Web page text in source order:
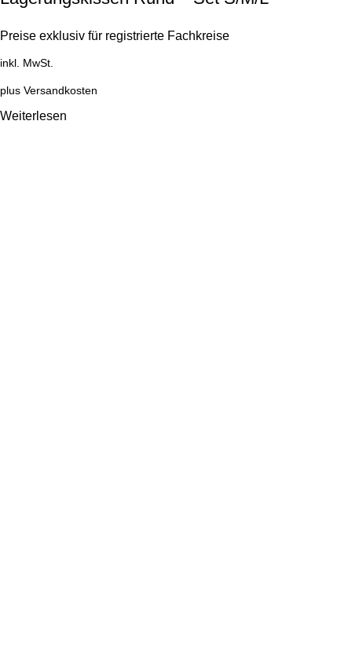
Preise exklusiv für registrierte Fachkreise
inkl. MwSt.
plus Versandkosten
Weiterlesen